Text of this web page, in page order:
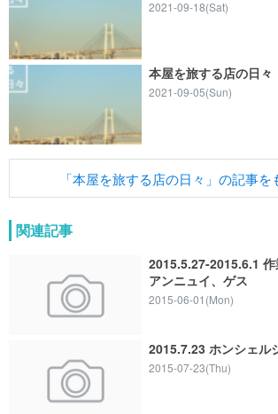
2021-09-18(Sat)
本屋を旅する店の日
2021-09-05(Sun)
「本屋を旅する店の日々」の記事を
関連記事
2015.5.27-2015.6.1 作
アンニュイ、ゲス
2015-06-01(Mon)
2015.7.23 ホンシェル
2015-07-23(Thu)